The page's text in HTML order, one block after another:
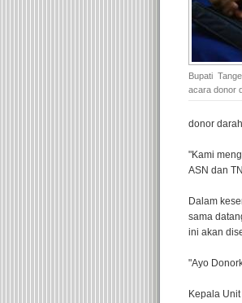
Bupati
acara donor
donor
"Kami
ASN dan
Dalam
sama
ini akan
"Ayo
Kepala